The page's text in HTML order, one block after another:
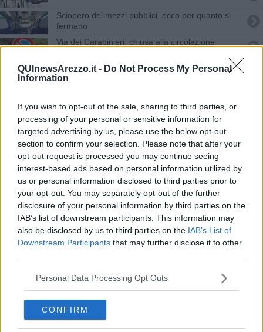
QUInewsArezzo.it - Do Not Process My Personal
Information
If you wish to opt-out of the sale, sharing to third parties, or
processing of your personal or sensitive information for
targeted advertising by us, please use the below opt-out
section to confirm your selection. Please note that after your
opt-out request is processed you may continue seeing
interest-based ads based on personal information utilized by
us or personal information disclosed to third parties prior to
your opt-out. You may separately opt-out of the further
disclosure of your personal information by third parties on the
IAB’s list of downstream participants. This information may
also be disclosed by us to third parties on the IAB’s List of
Downstream Participants that may further disclose it to other
Personal Data Processing Opt Outs
CONFIRM
Sciopero dei mezzi pubblici, ecco per quanto si
fermano
Via dei Carabinieri, chiusa alla circolazione
​Lavori in corso: le modifiche al traffico
Trasporto pubblico, proclamato lo sciopero
Disagi per i pendolari, Casucci alza la voce
Taglio alle corse dei bus, la Provincia si oppone
Installate le pensiline in piazza della stazione
Dopo il caos bus, correzioni ai servizi scolastici
Per Arezzo 5 nuovi bus con sedute "antivandalo"
Scattano altre modifiche alle corse degli autobus
Il Pnrr porta in Toscana ecobus a emissioni zero
Autobus a Natale, in Toscana si viaggia così